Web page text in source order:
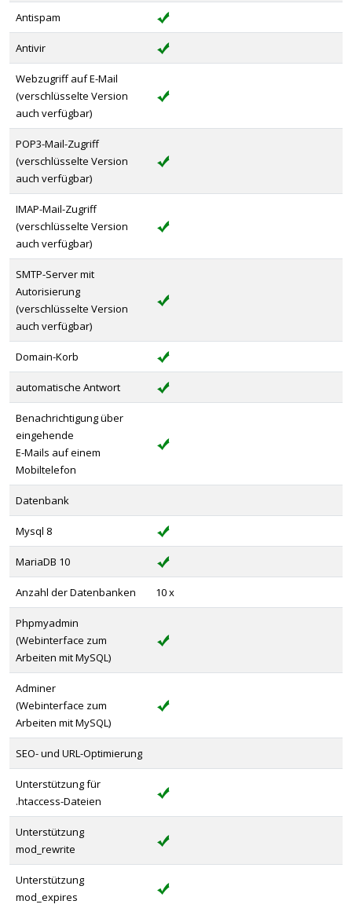
Antispam
Antivir
Webzugriff auf E-Mail
(verschlüsselte Version
auch verfügbar)
POP3-Mail-Zugriff
(verschlüsselte Version
auch verfügbar)
IMAP-Mail-Zugriff
(verschlüsselte Version
auch verfügbar)
SMTP-Server mit
Autorisierung
(verschlüsselte Version
auch verfügbar)
Domain-Korb
automatische Antwort
Benachrichtigung über
eingehende
E-Mails auf einem
Mobiltelefon
Datenbank
Mysql 8
MariaDB 10
Anzahl der Datenbanken 10 x
Phpmyadmin
(Webinterface zum
Arbeiten mit MySQL)
Adminer
(Webinterface zum
Arbeiten mit MySQL)
SEO- und URL-Optimierung
Unterstützung für
.htaccess-Dateien
Unterstützung
mod_rewrite
Unterstützung
mod_expires